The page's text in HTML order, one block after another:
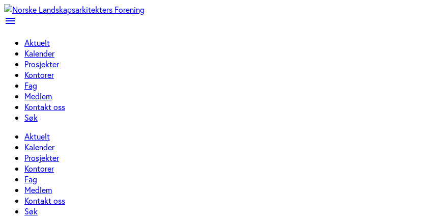
menu
Aktuelt
Kalender
Prosjekter
Kontorer
Fag
Medlem
Kontakt oss
Søk
Aktuelt
Kalender
Prosjekter
Kontorer
Fag
Medlem
Kontakt oss
Søk